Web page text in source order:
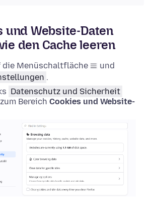
und Website-Daten
den Cache leeren
die Menüschaltfläche
und
.
Datenschutz und Sicherheit
Bereich Cookies und Website-